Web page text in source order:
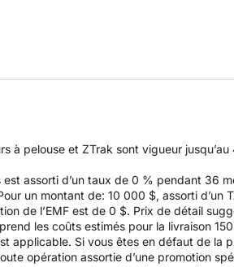
à pelouse et ZTrak sont vigueur
est assorti d’un taux de 0 % pendant 36
un montant de: 10 000 $, assorti
de l’EMF est de 0 $. Prix de détail
les coûts estimés pour la livraison
applicable. Si vous êtes en défaut de la
opération assortie d’une promotion